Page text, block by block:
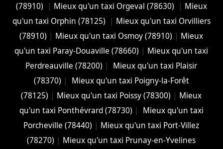
(78910)
| Mieux qu'un taxi Orgeval (78630) | Mieux
qu'un taxi Orphin (78125)
| Mieux qu'un taxi Orvilliers
(78910) | Mieux qu'un taxi Osmoy (78910) | Mieux
qu'un taxi Paray-Douaville (78660) | Mieux qu'un taxi
Perdreauville (78200) |
Mieux qu'un taxi Plaisir
(78370) |
Mieux qu'un taxi Poigny-la-Forêt
(78125) | Mieux qu'un taxi Poissy (78300) | Mieux
qu'un taxi Ponthévrard (78730) |
Mieux qu'un taxi
Porcheville (78440) | Mieux qu'un taxi Port-Villez
(78270) | Mieux qu'un taxi Prunay-en-Yvelines